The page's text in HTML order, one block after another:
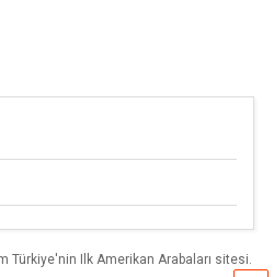
Türkiye'nin Ilk Amerikan Arabaları sitesi.